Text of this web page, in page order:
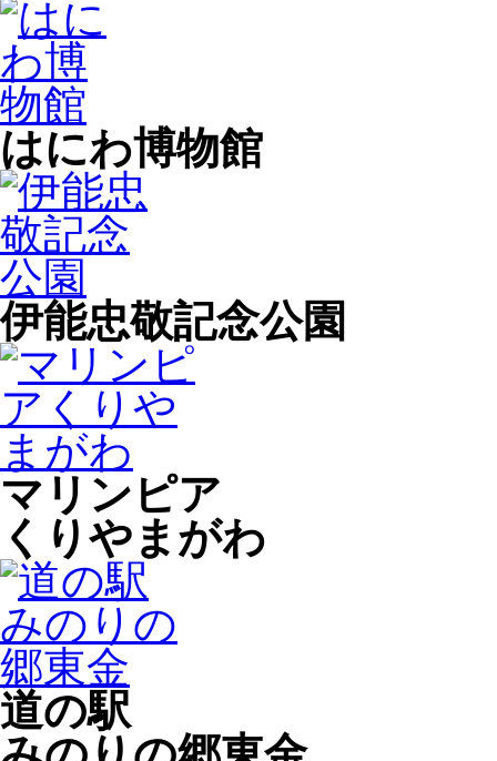
はにわ博物館
伊能忠敬記念公園
マリンピア
くりやまがわ
道の駅